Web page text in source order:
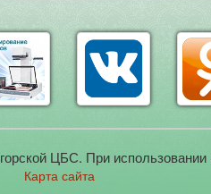
ЦБС. При
Карта сайта